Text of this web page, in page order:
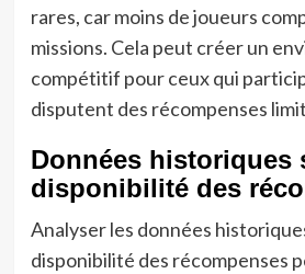
rares, car moins de joueurs
missions. Cela peut créer un
compétitif pour ceux qui
disputent des récompenses
Données historiques
disponibilité des
Analyser les données
disponibilité des récompenses